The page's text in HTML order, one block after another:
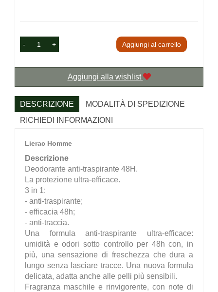
- + Aggiungi al carrello
Aggiungi alla wishlist
DESCRIZIONE
MODALITÀ DI SPEDIZIONE
RICHIEDI INFORMAZIONI
Lierac Homme
Descrizione
Deodorante anti-traspirante 48H.
La protezione ultra-efficace.
3 in 1:
- anti-traspirante;
- efficacia 48h;
- anti-traccia.
Una formula anti-traspirante ultra-efficace:
umidità e odori sotto controllo per 48h con, in
più, una sensazione di freschezza che dura a
lungo senza lasciare tracce. Una nuova formula
delicata, adatta anche alle pelli più sensibili.
Fragranza maschile e rinvigorente, con note di